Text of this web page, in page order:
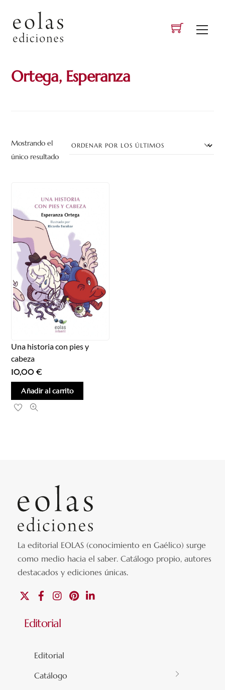
content
Ortega, Esperanza
Mostrando el
único resultado
Una historia con pies y
cabeza
10,00€
Añadir al carrito
La editorial EOLAS (conocimiento en Gaélico) surge
como medio hacia el saber.Catálogo propio, autores
destacados y ediciones únicas.
FacebookInstagramPinterest
Editorial
Editorial
Catálogo